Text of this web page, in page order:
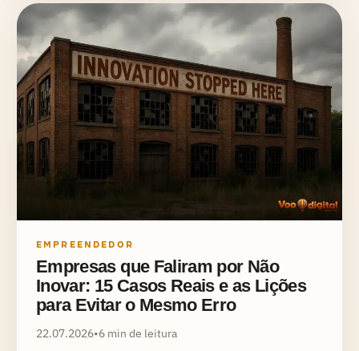
EMPREENDEDOR
Empresas que Faliram por Não
Inovar: 15 Casos Reais e as Lições
para Evitar o Mesmo Erro
22.07.2026•6 min de leitura